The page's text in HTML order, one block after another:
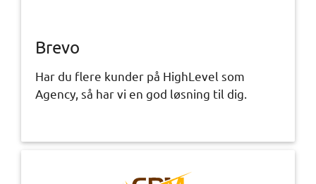
Brevo
Har du flere kunder på HighLevel som
Agency, så har vi en god løsning til dig.